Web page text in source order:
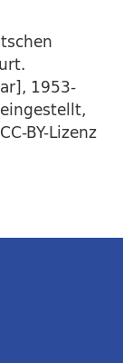
1953-
BY-Lizenz